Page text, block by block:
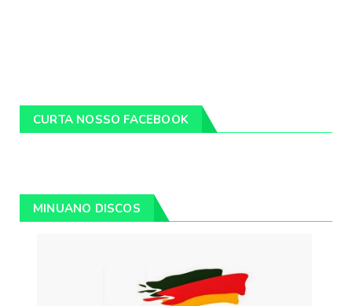
CURTA NOSSO FACEBOOK
MINUANO DISCOS